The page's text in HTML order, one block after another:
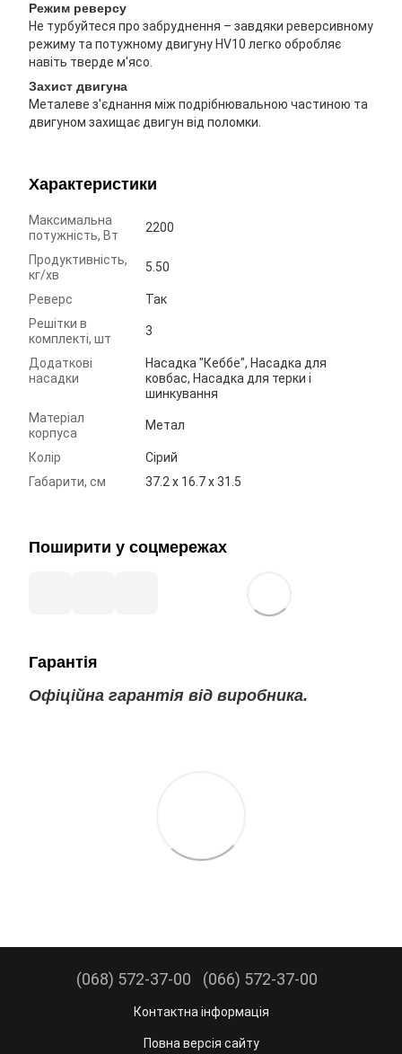
Режим реверсу
Не турбуйтеся про забруднення – завдяки реверсивному
режиму та потужному двигуну HV10 легко обробляє
навіть тверде м'ясо.
Захист двигуна
Металеве з'єднання між подрібнювальною частиною та
двигуном захищає двигун від поломки.
Характеристики
Максимальна
потужність, Вт
2200
Продуктивність,
кг/хв
5.50
Реверс
Так
Решітки в
комплекті, шт
3
Додаткові
насадки
Насадка "Кеббе", Насадка для
ковбас, Насадка для терки і
шинкування
Матеріал
корпуса
Метал
Колір
Сірий
Габарити, см
37.2 x 16.7 x 31.5
Поширити у соцмережах
Гарантія
Офіційна гарантія від виробника.
(068) 572-37-00 (066) 572-37-00
Контактна інформація
Повна версія сайту